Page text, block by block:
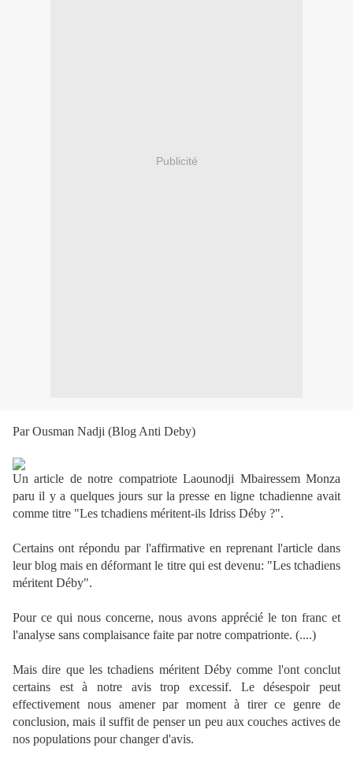
Publicité
Par Ousman Nadji (Blog Anti Deby)
Un article de notre compatriote Laounodji Mbairessem Monza
paru il y a quelques jours sur la presse en ligne tchadienne avait
comme titre "Les tchadiens méritent-ils Idriss Déby ?".
Certains ont répondu par l'affirmative en reprenant l'article dans
leur blog mais en déformant le titre qui est devenu: "Les tchadiens
méritent Déby".
Pour ce qui nous concerne, nous avons apprécié le ton franc et
l'analyse sans complaisance faite par notre compatrionte. (....)
Mais dire que les tchadiens méritent Déby comme l'ont conclut
certains est à notre avis trop excessif. Le désespoir peut
effectivement nous amener par moment à tirer ce genre de
conclusion, mais il suffit de penser un peu aux couches actives de
nos populations pour changer d'avis.